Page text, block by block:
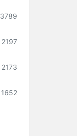
3789
2197
2173
1652